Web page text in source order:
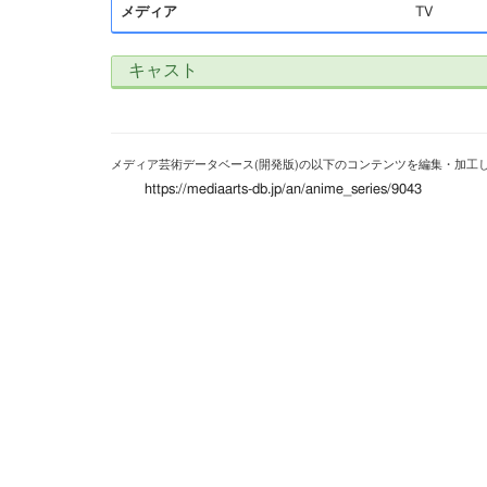
メディア TV
キャスト
メディア芸術データベース(開発版)の以下のコンテンツを編集・加工
https://mediaarts-db.jp/an/anime_series/9043